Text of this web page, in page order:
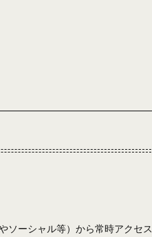
ソーシャル等）から常時アクセス